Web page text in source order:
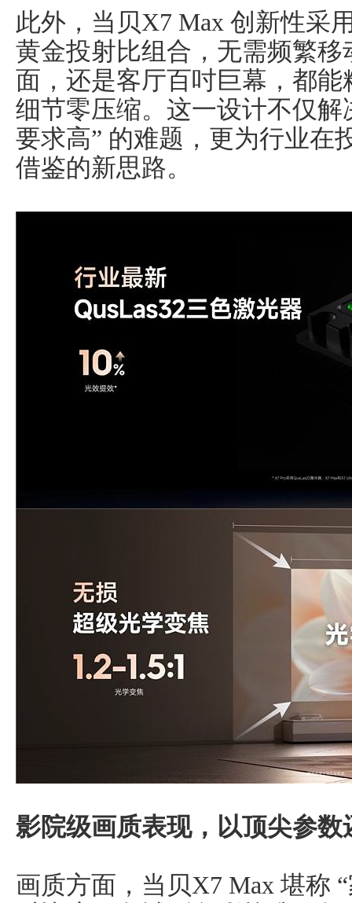
此外，当贝X7 Max 创新性采
黄金投射比组合，无需频繁
面，还是客厅百吋巨幕，都
细节零压缩。这一设计不仅
要求高” 的难题，更为行业在
借鉴的新思路。
影院级画质表现，以顶尖参数
画质方面，当贝X7 Max 堪称